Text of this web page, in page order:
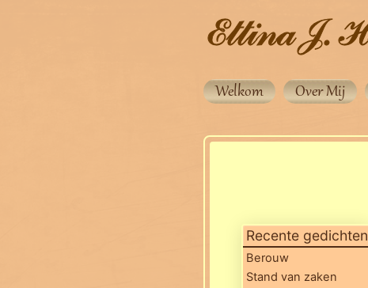
Welkom Over Mij
Recente gedichten
Berouw
Stand van zaken